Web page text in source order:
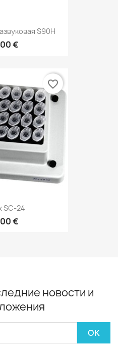
S90H
€
SC-24
€
favorite_border
новости и